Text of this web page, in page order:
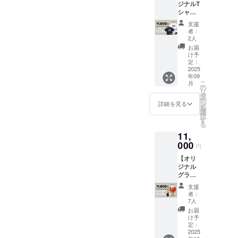
千鳥縫
製で作
られて
いま
す。
https://
htokyo.
com/
ハンカ
チにつ
いて ・
商品サ
イズ：
カチの
柄は選
ぶこと
ができ
ませ
ん。お
任せに
なりま
すこと
をご了
承くだ
さい。
・第1期
ン 屋
上養蜂
園の蜂
蜜 1瓶
100g ▼
はちみ
つにつ
いて 品
名：は
ちみつ
原材料
名：国
産はち
量：
100g 賞
味期
限：
2028.7.
30 保存
方法：
直射日
光を避
け、常
温で保
存 製造
者：
ジナルT
シャツ
でお応
援】 記
念Tシャ
ツご提
供＋第1
期生学
生証＋
オリジ
ナルス
テッ
カー T
シャツ
につい
イズ展
開：S,
M, L ・
カラー
展開：
ホワイ
トまた
はネイ
ビー
※ご希望
のサイ
ズ、カ
ラーを
支援
者：
2人
お届
け予
定：
2025
年09
月
詳細を見る
こ
の
リ
タ
ー
ン
を
選
択
す
る
11,
000 円
【オリ
ジナル
グラス
で応
援】 オ
リジナ
ルパイ
ントグ
ラス＋
第1期生
支援
者：
7人
お届
け予
定：
2025